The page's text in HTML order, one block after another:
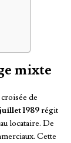
mixte
de
1989régit
locataire. De
Cette